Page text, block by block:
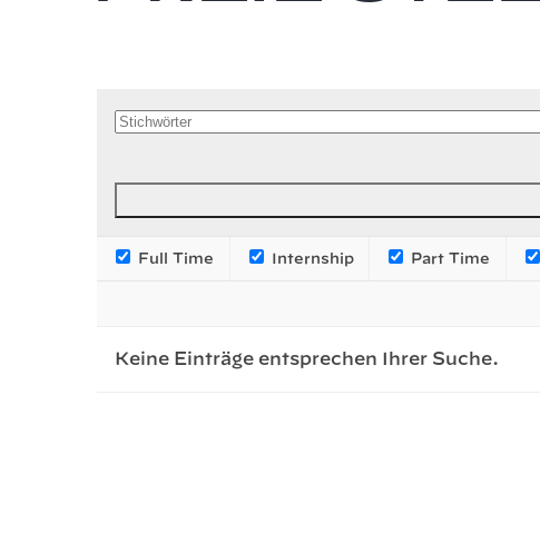
Full Time Internship Part Time
Keine Einträge entsprechen Ihrer Suche.